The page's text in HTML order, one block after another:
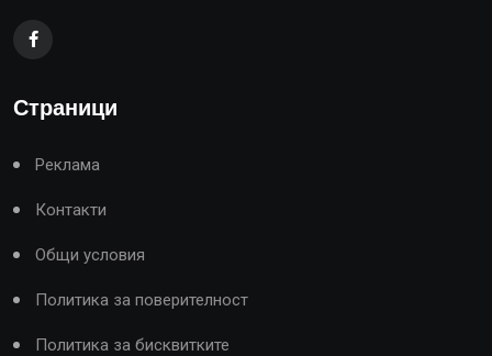
Страници
Реклама
Контакти
Общи условия
Политика за поверителност
Политика за бисквитките